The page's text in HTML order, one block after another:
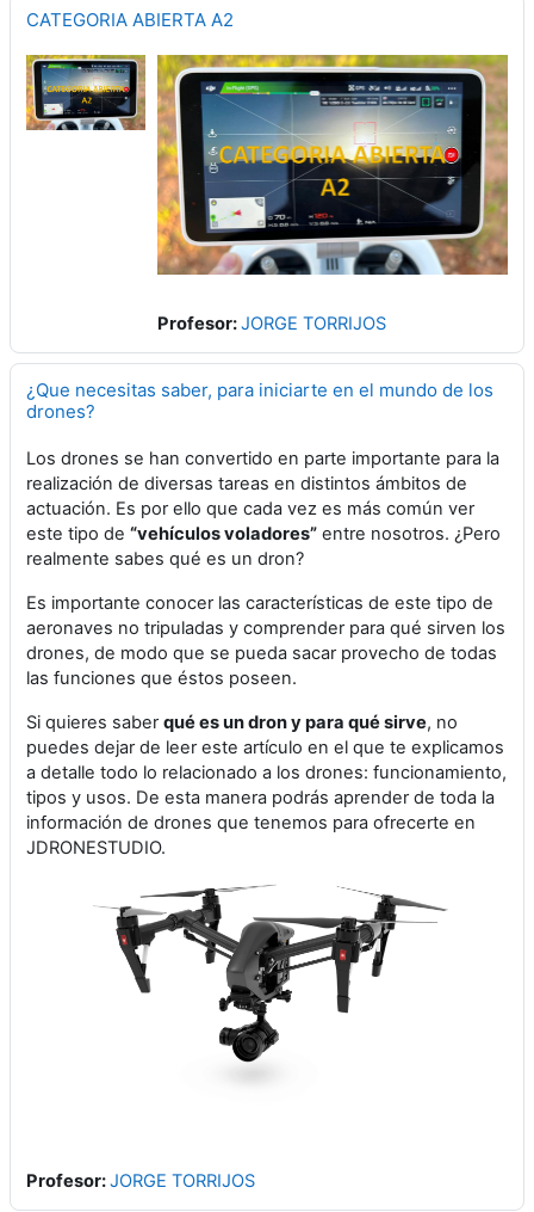
CATEGORIA ABIERTA A2
Profesor:JORGE TORRIJOS
¿Que necesitas saber, para iniciarte en el mundo de los
drones?
Los drones se han convertido en parte importante para la
realización de diversas tareas en distintos ámbitos de
actuación. Es por ello que cada vez es más común ver
este tipo de “vehículos voladores” entre nosotros. ¿Pero
realmente sabes qué es un dron?
Es importante conocer las características de este tipo de
aeronaves no tripuladas y comprender para qué sirven los
drones, de modo que se pueda sacar provecho de todas
las funciones que éstos poseen.
Si quieres saberqué es un dron y para qué sirve, no
puedes dejar de leer este artículo en el que te explicamos
a detalle todo lo relacionado a los drones: funcionamiento,
tipos y usos. De esta manera podrás aprender de toda la
información de drones que tenemos para ofrecerte en
JDRONESTUDIO.
Profesor:JORGE TORRIJOS